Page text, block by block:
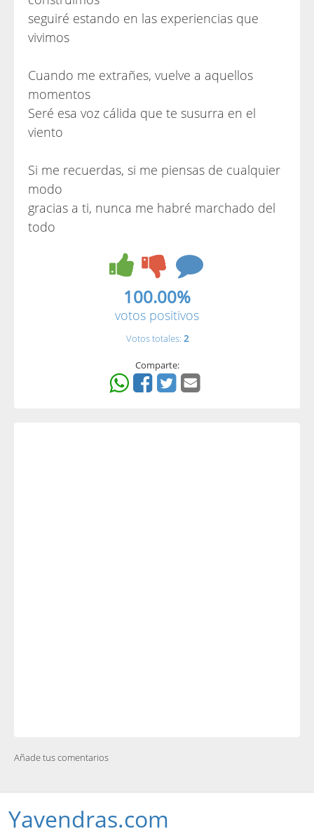
seguiré estando en las experiencias que
vivimos
Cuando me extrañes, vuelve a aquellos
momentos
Seré esa voz cálida que te susurra en el
viento
Si me recuerdas, si me piensas de cualquier
modo
gracias a ti, nunca me habré marchado del
todo
100.00%
votos positivos
Votos totales: 2
Comparte:
Añade tus comentarios
Yavendras.com